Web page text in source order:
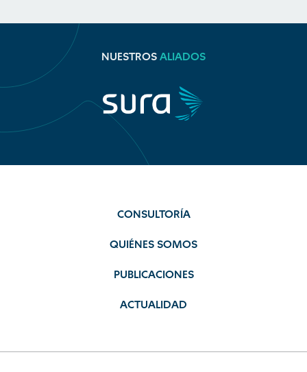
NUESTROS ALIADOS
CONSULTORÍA
QUIÉNES SOMOS
PUBLICACIONES
ACTUALIDAD